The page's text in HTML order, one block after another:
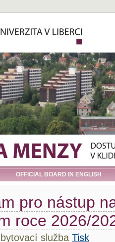
OFFICIAL BOARD IN ENGLISH
pro nástup
roce 2026/
služba Tisk